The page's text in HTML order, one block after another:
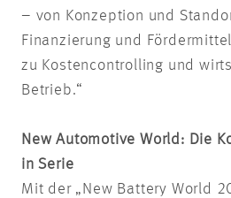
– von Konzeption und
Finanzierung und
zu Kostencontrolling und
Betrieb.“
New Automotive World: Die
in Serie
Mit der „New Battery World